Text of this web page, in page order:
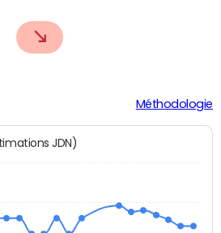
Méthodologie
JDN)